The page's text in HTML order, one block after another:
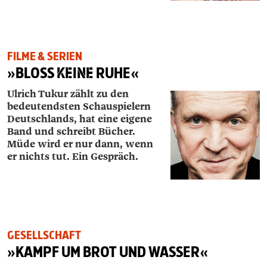
FILME & SERIEN
»BLOSSKEINERUHE«
Ulrich Tukur zählt zu den
bedeutendsten Schauspielern
Deutschlands, hat eine eigene
Band und schreibt Bücher.
Müde wird er nur dann, wenn
er nichts tut. Ein Gespräch.
GESELLSCHAFT
»KAMPF UM BROT UND WASSER«